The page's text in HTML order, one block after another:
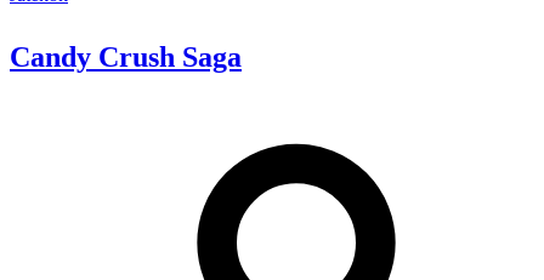
Candy Crush Saga